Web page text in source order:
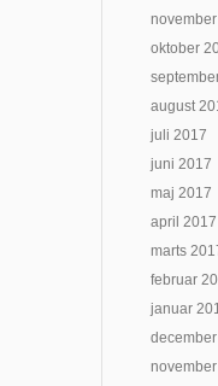
oktober
august
juli 2017
juni 2017
maj 2017
april 2017
marts
februar
januar